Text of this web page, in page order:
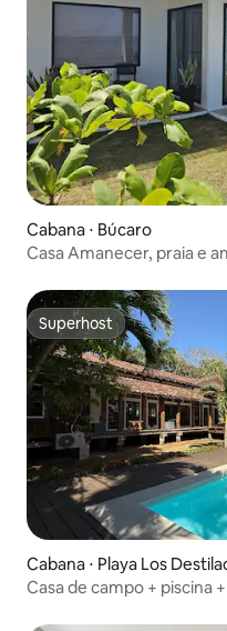
Cabana ⋅ Búcaro
Casa Amanecer, praia e
Superhost
Superhost
Cabana ⋅ Playa Los
Casa de campo + piscina